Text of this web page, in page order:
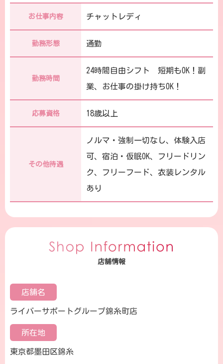
お仕事内容 チャットレディ
勤務形態 通勤
勤務時間
24時間自由シフト 短期もOK！副
業、お仕事の掛け持ちOK！
応募資格 18歳以上
その他待遇
ノルマ・強制一切なし、体験入店
可、宿泊・仮眠OK、フリードリン
ク、フリーフード、衣装レンタル
あり
店舗情報
店舗名
ライバーサポートグループ錦糸町店
所在地
東京都墨田区錦糸